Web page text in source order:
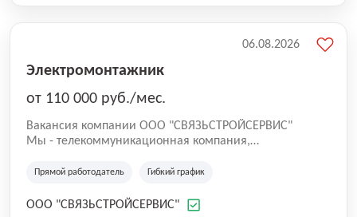
Электромонтажник
от 110 000 руб./мес.
Вакансия компании ООО "СВЯЗЬСТРОЙСЕРВИС"
Mы - тeлeкoммуникационная компания,
IP-тeлeфoния, видeoнaблюдение. Мы ищем
oбслуживaния cети в городах Сатка и Бакал. Pабoта
Прямой работодатель Гибкий график
ООО "СВЯЗЬСТРОЙСЕРВИС"
06.08.2026